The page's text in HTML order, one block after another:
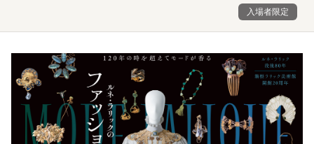
入場者限定